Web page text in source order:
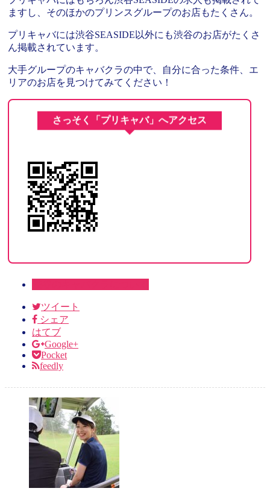
ますし、そのほかのプリンスグループのお店もたくさん。
プリキャバには渋谷SEASIDE以外にも渋谷のお店がたくさ
ん掲載されています。
大手グループのキャバクラの中で、自分に合った条件、エ
リアのお店を見つけてみてください！
さっそく「プリキャバ」へアクセス
ツイート
シェア
はてブ
Google+
Pocket
feedly